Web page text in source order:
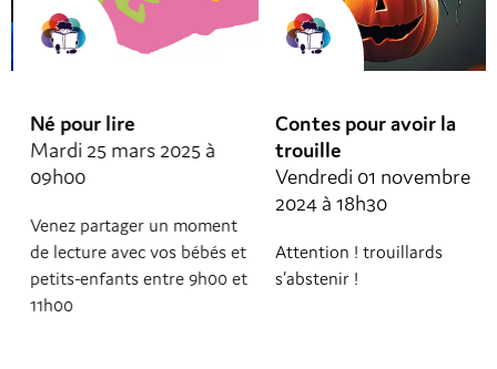
Né pour lire
Mardi 25 mars 2025 à
09h00
Venez partager un moment
de lecture avec vos bébés et
petits-enfants entre 9h00 et
11h00
Contes pour avoir la
trouille
Vendredi 01 novembre
2024 à 18h30
Attention ! trouillards
s’abstenir !